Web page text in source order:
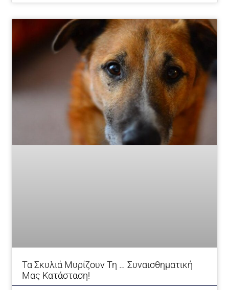
Τα Σκυλιά Μυρίζουν Τη … Συναισθηματική
Μας Κατάσταση!